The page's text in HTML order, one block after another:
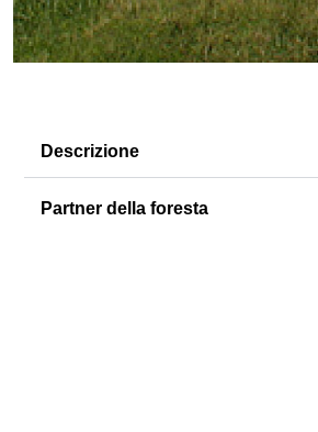
Descrizione
Partner della foresta